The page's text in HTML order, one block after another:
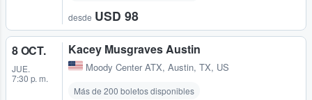
desde USD 98
8 OCT.
JUE.
7:30 p. m.
Kacey Musgraves Austin
Moody Center ATX, Austin, TX, US
Más de 200 boletos disponibles